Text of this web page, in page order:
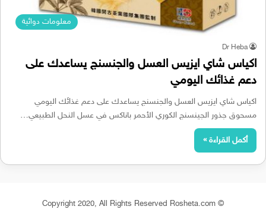
معلومات دوائية
Dr Heba
اكياس شاي ايزيس العسل والجنسنج يساعدك على
دعم غذائك اليومي
اكياس شاي ايزيس العسل والجنسنج يساعدك على دعم غذائك اليومي
مسحوق جذور الجينسنج الكوري الأحمر باناكس في عسل النحل الطبيعي…
أكمل القراءة »
© Copyright 2020, All Rights Reserved Rosheta.com